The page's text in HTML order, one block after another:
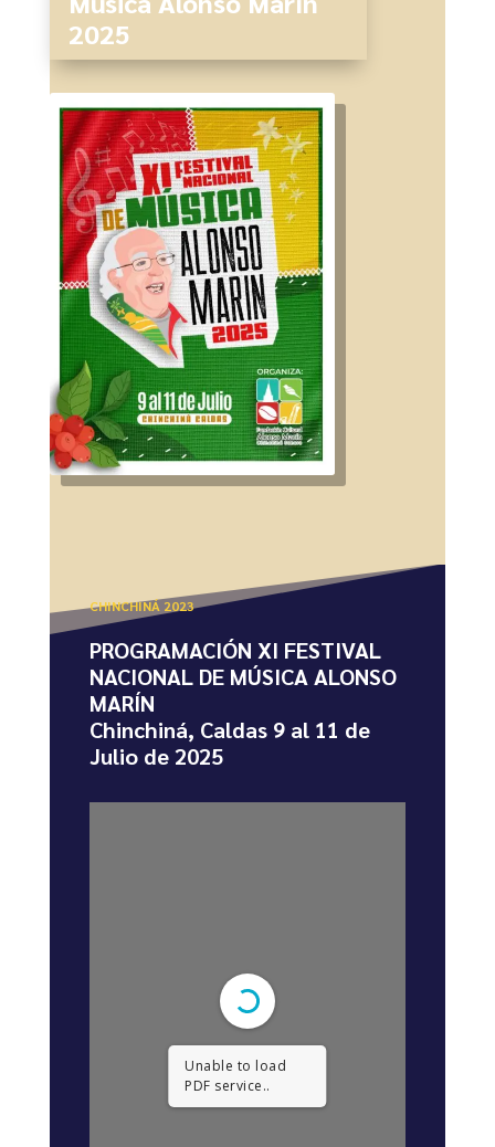
2025
CHINCHINÁ 2023
PROGRAMACIÓN XI FESTIVAL
NACIONAL DE MÚSICA ALONSO
MARÍN
Chinchiná, Caldas 9 al 11 de
Julio de 2025
Unable to load
PDF service..